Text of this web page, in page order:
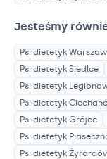
Jesteśmy
Psi dietetyk
Psi dietetyk Siedlce
Psi dietetyk
Psi dietetyk
Psi dietetyk Grójec
Psi dietetyk
Psi dietetyk